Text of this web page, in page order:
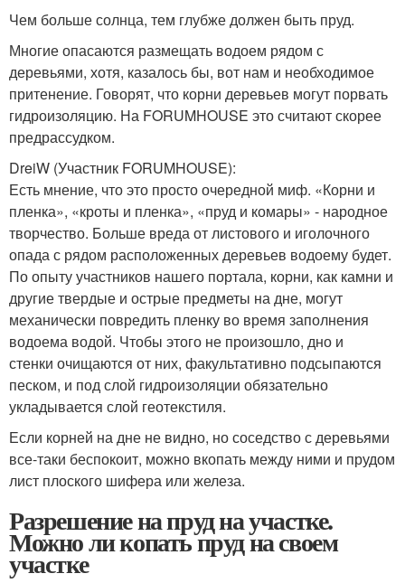
Чем больше солнца, тем глубже должен быть пруд.
Многие опасаются размещать водоем рядом с
деревьями, хотя, казалось бы, вот нам и необходимое
притенение. Говорят, что корни деревьев могут порвать
гидроизоляцию. На FORUMHOUSE это считают скорее
предрассудком.
DreiW (Участник FORUMHOUSE):
Есть мнение, что это просто очередной миф. «Корни и
пленка», «кроты и пленка», «пруд и комары» - народное
творчество. Больше вреда от листового и иголочного
опада с рядом расположенных деревьев водоему будет.
По опыту участников нашего портала, корни, как камни и
другие твердые и острые предметы на дне, могут
механически повредить пленку во время заполнения
водоема водой. Чтобы этого не произошло, дно и
стенки очищаются от них, факультативно подсыпаются
песком, и под слой гидроизоляции обязательно
укладывается слой геотекстиля.
Если корней на дне не видно, но соседство с деревьями
все-таки беспокоит, можно вкопать между ними и прудом
лист плоского шифера или железа.
Разрешение на пруд на участке.
Можно ли копать пруд на своем
участке